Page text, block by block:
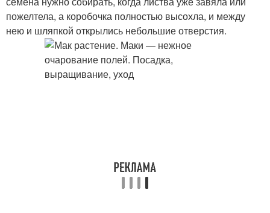
пожелтела, а коробочка полностью высохла, и между
нею и шляпкой открылись небольшие отверстия.